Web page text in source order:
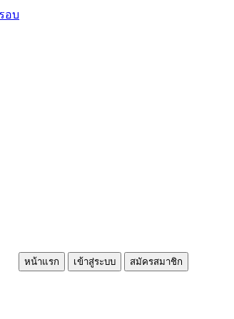
อบ
หน้าแรก เข้าสู่ระบบ
สมัครสมาชิก